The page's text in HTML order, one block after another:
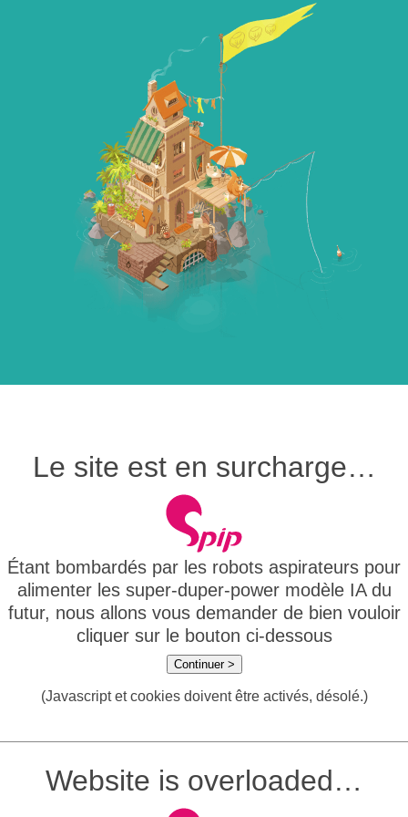
Le site est en surcharge…
Étant bombardés par les robots aspirateurs pour
alimenter les super-duper-power modèle IA du
futur, nous allons vous demander de bien vouloir
cliquer sur le bouton ci-dessous
Continuer >
(Javascript et cookies doivent être activés, désolé.)
Website is overloaded…